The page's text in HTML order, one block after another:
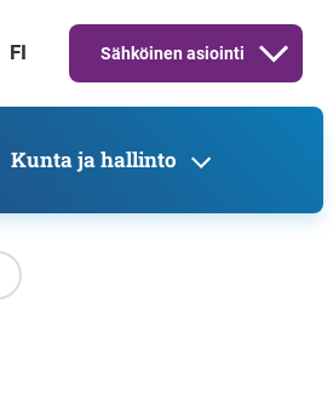
FI Sähköinen asiointi
Kunta ja hallinto